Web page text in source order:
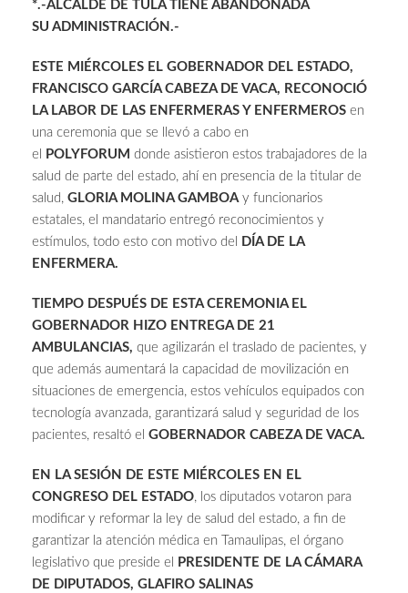
*.-ALCALDE DE TULA TIENE ABANDONADA
SU ADMINISTRACIÓN.-
ESTE MIÉRCOLES EL GOBERNADOR DEL ESTADO,
FRANCISCO GARCÍA CABEZA DE VACA, RECONOCIÓ
LA LABOR DE LAS ENFERMERAS Y ENFERMEROS en
una ceremonia que se llevó a cabo en
el
POLYFORUM donde asistieron estos trabajadores de la
salud de parte del estado, ahí en presencia de la titular de
salud, GLORIA MOLINA GAMBOAy funcionarios
estatales, el mandatario entregó reconocimientos y
estímulos, todo esto con motivo del
DÍA DE LA
ENFERMERA.
TIEMPO DESPUÉS DE ESTA CEREMONIA EL
GOBERNADOR HIZO ENTREGA DE 21
AMBULANCIAS, que agilizarán el traslado de pacientes, y
que además aumentará la capacidad de movilización en
situaciones de emergencia, estos vehículos equipados con
tecnología avanzada, garantizará salud y seguridad de los
pacientes, resaltó el GOBERNADOR CABEZA DE VACA.
EN LA SESIÓN DE ESTE MIÉRCOLES EN EL
CONGRESO DEL ESTADO, los diputados votaron para
modificar y reformar la ley de salud del estado, a fin de
garantizar la atención médica en Tamaulipas, el órgano
legislativo que preside el
PRESIDENTE DE LA CÁMARA
DE DIPUTADOS, GLAFIRO SALINAS